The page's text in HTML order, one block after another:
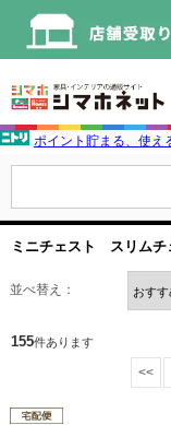
ポイント貯まる、使
ミニチェスト スリムチ
並べ替え：
155件あります
<<